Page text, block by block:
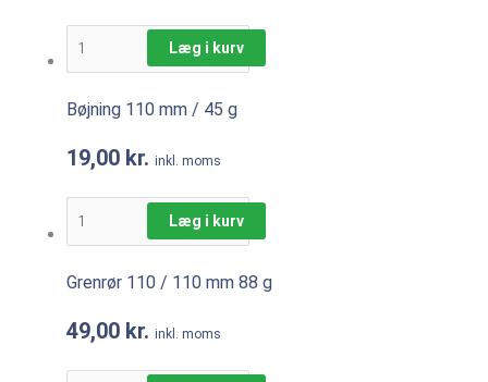
Læg i kurv
Bøjning 110 mm / 45 g
19,00 kr. inkl. moms
Læg i kurv
Grenrør 110 / 110 mm 88 g
49,00 kr. inkl. moms